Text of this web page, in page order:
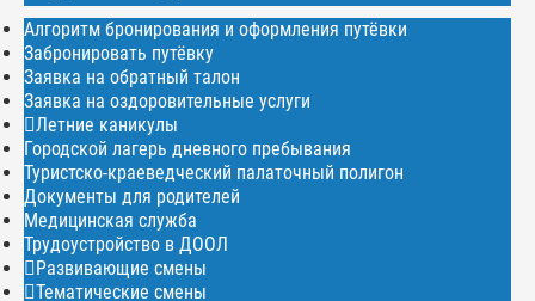
Алгоритм бронирования и оформления путёвки
Забронировать путёвку
Заявка на обратный талон
Заявка на оздоровительные услуги
Летние каникулы
Городской лагерь дневного пребывания
Туристско-краеведческий палаточный полигон
Документы для родителей
Медицинская служба
Трудоустройство в ДООЛ
Развивающие смены
Тематические смены